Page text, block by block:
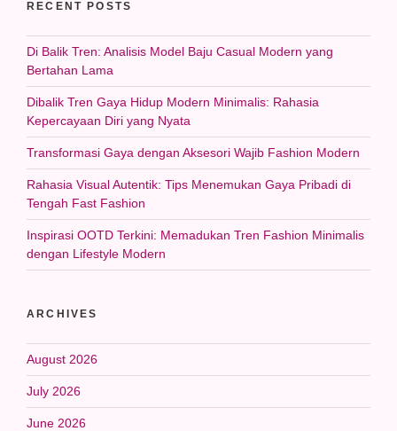
RECENT POSTS
Di Balik Tren: Analisis Model Baju Casual Modern yang
Bertahan Lama
Dibalik Tren Gaya Hidup Modern Minimalis: Rahasia
Kepercayaan Diri yang Nyata
Transformasi Gaya dengan Aksesori Wajib Fashion Modern
Rahasia Visual Autentik: Tips Menemukan Gaya Pribadi di
Tengah Fast Fashion
Inspirasi OOTD Terkini: Memadukan Tren Fashion Minimalis
dengan Lifestyle Modern
ARCHIVES
August 2026
July 2026
June 2026